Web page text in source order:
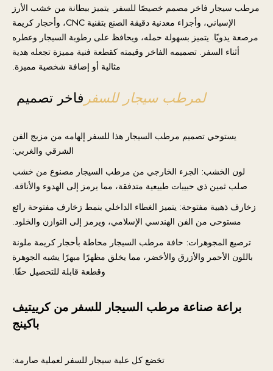
مرطب سيجار فاخر مصمم خصيصًا للسفر. يتميز ببطانة من خشب الأرز
الإسباني، وأجزاء معدنية دقيقة الصنع بتقنية CNC، وأحجار كريمة
مرصعة يدويًا. يتميز بسهولة حمله، ويحافظ على رطوبة السيجار وعطره
أثناء السفر. تصميمه الفاخر وقيمته كقطعة فنية مميزة تجعله هدية
مثالية أو إضافة شخصية مميزة.
تصميم فاخر لمرطب سيجار للسفر
يستوحي تصميم مرطب السيجار هذا للسفر إلهامه من مزيج الفن
الشرقي والغربي:
لون الخشب: الجزء الخارجي من مرطب السيجار مصنوع من خشب
صلب ثمين ذي حبيبات طبيعية متدفقة، مما يرمز إلى الهدوء والأناقة.
زخارف ذهبية مفتوحة: يتميز الغطاء الداخلي بنمط زخارف مفتوحة رائع
مستوحى من الفن الهندسي الإسلامي، ويرمز إلى التوازن والخلود.
ترصيع المجوهرات: حافة مرطب السيجار محاطة بأحجار كريمة ملونة
باللون الأحمر والأزرق والأخضر، مما يخلق مظهرًا مبهرًا يشبه الجوهرة
وقطعة قابلة للتحصيل حقًا.
براعة صناعة مرطب السيجار للسفر من كرييتيف
باكينج
تخضع كل علبة سيجار للسفر لعملية صارمة: